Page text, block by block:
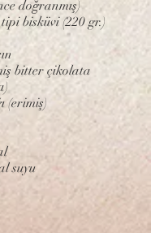
doğranmış)
bisküvi (220 gr.)
bitter çikolata
(erimiş)
suyu